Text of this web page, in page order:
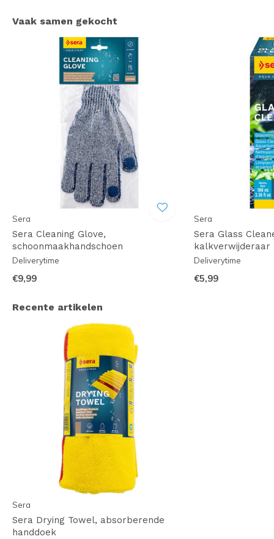
Vaak samen gekocht
Sera
Sera Cleaning Glove,
schoonmaakhandschoen
Deliverytime
€9,99
Sera
Sera Glass
kalkverwijderaar
Deliverytime
€5,99
Recente artikelen
Sera
Sera Drying Towel, absorberende
handdoek